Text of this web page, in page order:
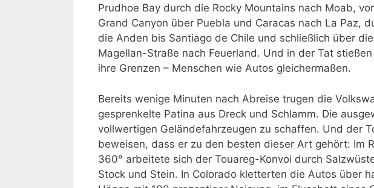
Prudhoe Bay durch die Rocky Mountains nach Moab,
Grand Canyon über Puebla und Caracas nach La Paz,
die Anden bis Santiago de Chile und schließlich über die
Magellan-Straße nach Feuerland. Und in der Tat
ihre Grenzen – Menschen wie Autos gleichermaßen.
Bereits wenige Minuten nach Abreise trugen die
gesprenkelte Patina aus Dreck und Schlamm. Die
vollwertigen Geländefahrzeugen zu schaffen. Und der
beweisen, dass er zu den besten dieser Art gehört: Im
360° arbeitete sich der Touareg-Konvoi durch
Stock und Stein. In Colorado kletterten die Autos über